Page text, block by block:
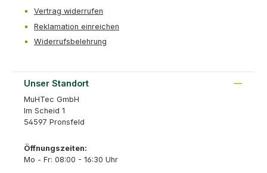
Vertrag widerrufen
Reklamation einreichen
Widerrufsbelehrung
Unser Standort
MuHTec GmbH
Im Scheid 1
54597 Pronsfeld
Öffnungszeiten:
Mo - Fr: 08:00 - 16:30 Uhr